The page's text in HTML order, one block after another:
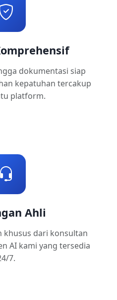
dokumentasi siap
kepatuhan tercakup
platform.
Ahli
khusus dari konsultan
AI kami yang tersedia
7.